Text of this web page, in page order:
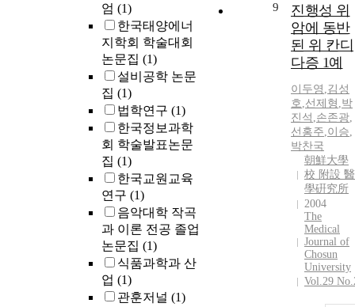
엄 (1)
한국태양에너
지학회 학술대회
논문집 (1)
설비공학 논문
집 (1)
법학연구 (1)
한국정보과학
회 학술발표논문
집 (1)
한국교원교육
연구 (1)
음악대학 작곡
과 이론 전공 졸업
논문집 (1)
식품과학과 산
업 (1)
관훈저널 (1)
9
진행성 위
암에 동반
된 위 칸디
다증 1예
이두영 ,김성
호,선제형 ,박
진석 ,손존광,
선홍주,이승,
박찬국
朝鮮大學
校 附設 醫
學硏究所
2004
The
Medical
Journal of
Chosun
University
Vol.29